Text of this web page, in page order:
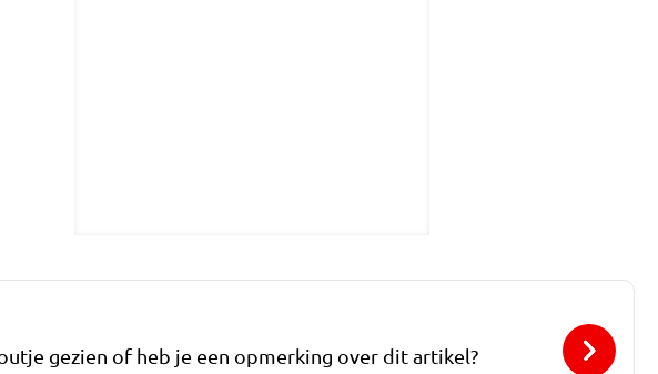
gezien of heb je een opmerking over dit artikel?